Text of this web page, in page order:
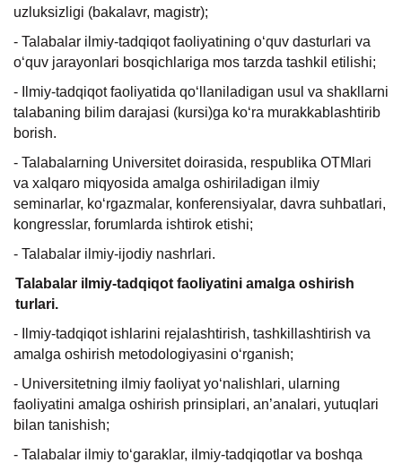
uzluksizligi (bakalavr, magistr);
- Talabalar ilmiy-tadqiqot faoliyatining o‘quv dasturlari va
o‘quv jarayonlari bosqichlariga mos tarzda tashkil etilishi;
- Ilmiy-tadqiqot faoliyatida qo‘llaniladigan usul va shakllarni
talabaning bilim darajasi (kursi)ga ko‘ra murakkablashtirib
borish.
- Talabalarning Universitet doirasida, respublika OTMlari
va xalqaro miqyosida amalga oshiriladigan ilmiy
seminarlar, ko‘rgazmalar, konferensiyalar, davra suhbatlari,
kongresslar, forumlarda ishtirok etishi;
- Talabalar ilmiy-ijodiy nashrlari.
Talabalar ilmiy-tadqiqot faoliyatini amalga oshirish
turlari.
- Ilmiy-tadqiqot ishlarini rejalashtirish, tashkillashtirish va
amalga oshirish metodologiyasini o‘rganish;
- Universitetning ilmiy faoliyat yo‘nalishlari, ularning
faoliyatini amalga oshirish prinsiplari, an’analari, yutuqlari
bilan tanishish;
- Talabalar ilmiy to‘garaklar, ilmiy-tadqiqotlar va boshqa